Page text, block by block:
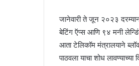
जानेवारी ते जून २०२३
बेटिंग ऍप्स आणि ९४ मनी
आता टेलिकॉम मंत्रालयाने
पाठवला याचा शोध